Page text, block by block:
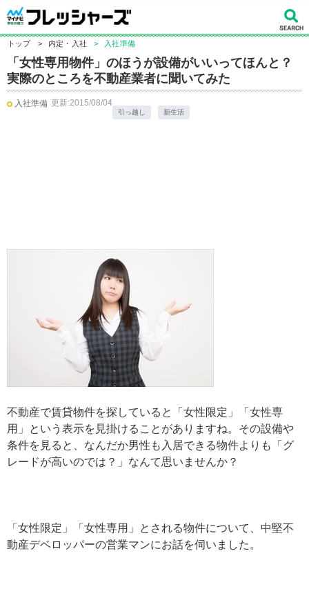
トップ > 内定・入社 > 入社準備
「女性専用物件」のほうが設備がいいってほんと？
実際のところを不動産業者に聞いてみた
入社準備 更新:2015/08/04
引っ越し 新生活
不動産で賃貸物件を探していると「女性限定」「女性専
用」という表示を見掛けることがありますね。その設備や
条件を見ると、なんだか男性も入居できる物件よりも「グ
レードが高いのでは？」なんて思いませんか？
「女性限定」「女性専用」とされる物件について、中堅不
動産デベロッパーの営業マンにお話を伺いました。